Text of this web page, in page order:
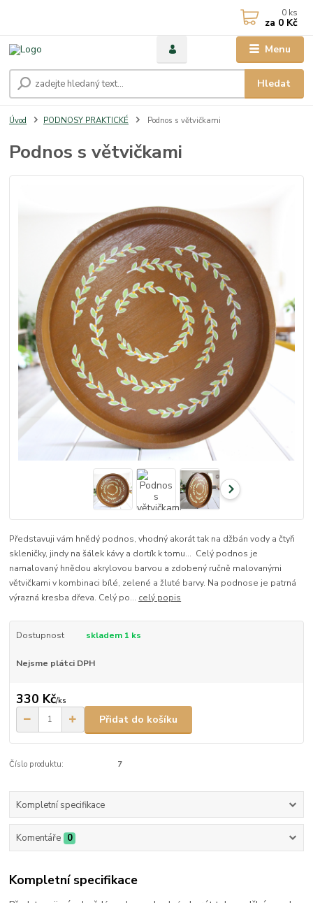
Menu
Hledat
0 ks
za 0 Kč
Úvod PODNOSY PRAKTICKÉ Podnos s větvičkami
Podnos s větvičkami
Představuji vám hnědý podnos, vhodný akorát tak na džbán vody a čtyři
skleničky, jindy na šálek kávy a dortík k tomu... Celý podnos je
namalovaný hnědou akrylovou barvou a zdobený ručně malovanými
větvičkami v kombinaci bílé, zelené a žluté barvy. Na podnose je patrná
výrazná kresba dřeva. Celý po... celý popis
Dostupnost skladem 1 ks
Nejsme plátci DPH
330 Kč/ks
Přidat do košíku
Číslo produktu: 7
Kompletní specifikace
Komentáře 0
Kompletní specifikace